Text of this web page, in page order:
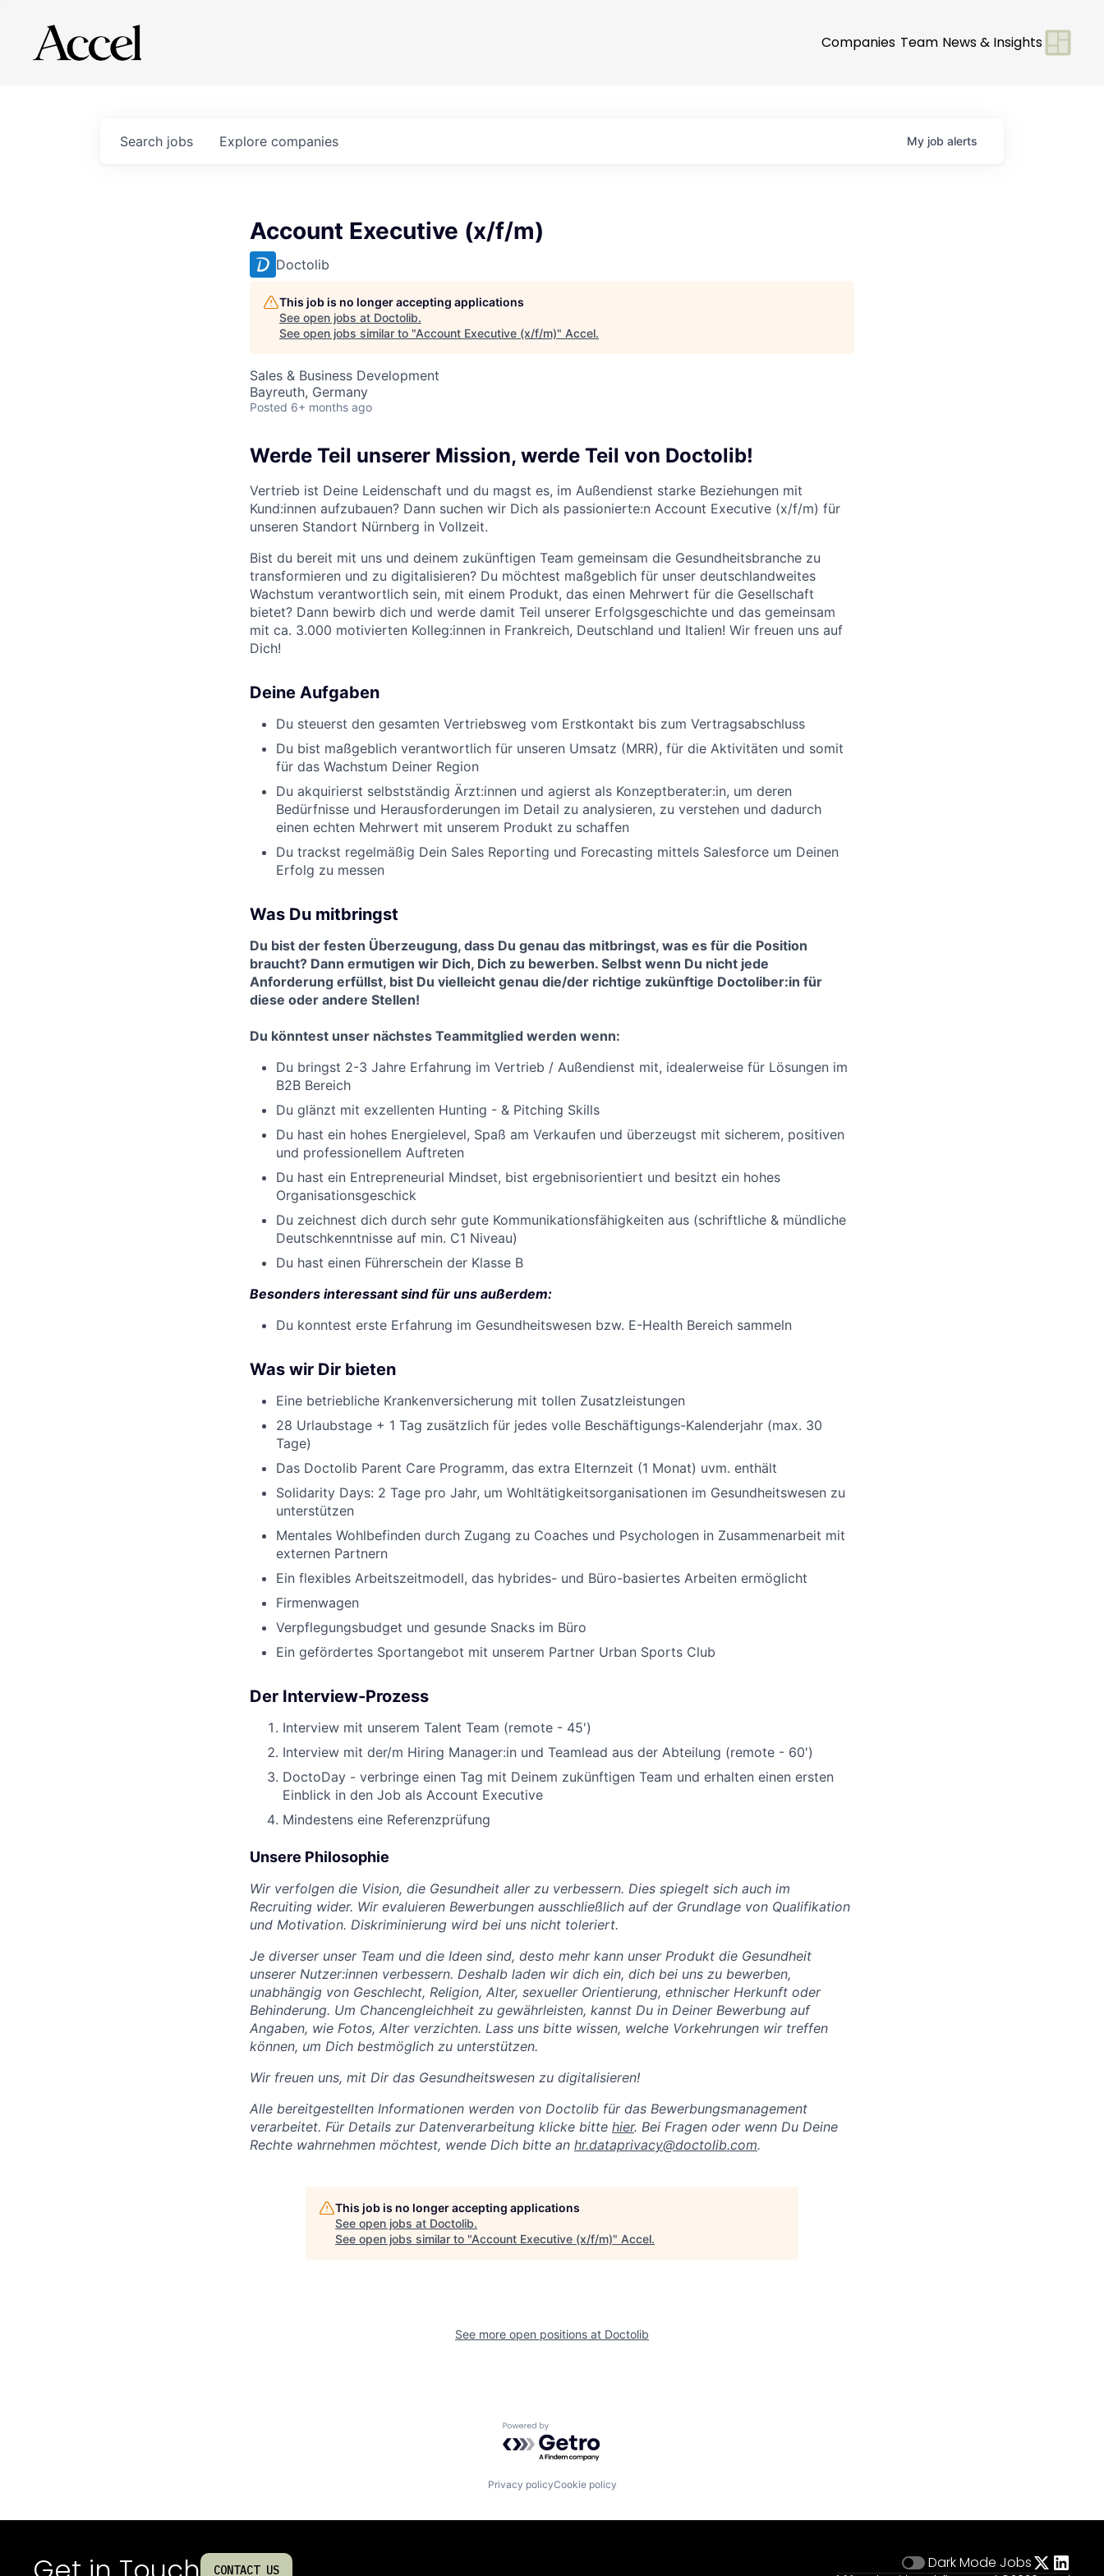
Companies Team News & Insights
Search jobs Explore companies My job alerts
Account Executive (x/f/m)
Doctolib
This job is no longer accepting applications
See open jobs at Doctolib.
See open jobs similar to "Account Executive (x/f/m)" Accel.
Sales & Business Development
Bayreuth, Germany
Posted 6+ months ago
Werde Teil unserer Mission, werde Teil von Doctolib!
Vertrieb ist Deine Leidenschaft und du magst es, im Außendienst starke Beziehungen mit
Kund:innen aufzubauen? Dann suchen wir Dich als passionierte:n Account Executive (x/f/m) für
unseren Standort Nürnberg in Vollzeit.
Bist du bereit mit uns und deinem zukünftigen Team gemeinsam die Gesundheitsbranche zu
transformieren und zu digitalisieren? Du möchtest maßgeblich für unser deutschlandweites
Wachstum verantwortlich sein, mit einem Produkt, das einen Mehrwert für die Gesellschaft
bietet? Dann bewirb dich und werde damit Teil unserer Erfolgsgeschichte und das gemeinsam
mit ca. 3.000 motivierten Kolleg:innen in Frankreich, Deutschland und Italien! Wir freuen uns auf
Dich!
Deine Aufgaben
Du steuerst den gesamten Vertriebsweg vom Erstkontakt bis zum Vertragsabschluss
Du bist maßgeblich verantwortlich für unseren Umsatz (MRR), für die Aktivitäten und somit
für das Wachstum Deiner Region
Du akquirierst selbstständig Ärzt:innen und agierst als Konzeptberater:in, um deren
Bedürfnisse und Herausforderungen im Detail zu analysieren, zu verstehen und dadurch
einen echten Mehrwert mit unserem Produkt zu schaffen
Du trackst regelmäßig Dein Sales Reporting und Forecasting mittels Salesforce um Deinen
Erfolg zu messen
Was Du mitbringst
Du bist der festen Überzeugung, dass Du genau das mitbringst, was es für die Position
braucht? Dann ermutigen wir Dich, Dich zu bewerben. Selbst wenn Du nicht jede
Anforderung erfüllst, bist Du vielleicht genau die/der richtige zukünftige Doctoliber:in für
diese oder andere Stellen!
Du könntest unser nächstes Teammitglied werden wenn:
Du bringst 2-3 Jahre Erfahrung im Vertrieb / Außendienst mit, idealerweise für Lösungen im
B2B Bereich
Du glänzt mit exzellenten Hunting - & Pitching Skills
Du hast ein hohes Energielevel, Spaß am Verkaufen und überzeugst mit sicherem, positiven
und professionellem Auftreten
Du hast ein Entrepreneurial Mindset, bist ergebnisorientiert und besitzt ein hohes
Organisationsgeschick
Du zeichnest dich durch sehr gute Kommunikationsfähigkeiten aus (schriftliche & mündliche
Deutschkenntnisse auf min. C1 Niveau)
Du hast einen Führerschein der Klasse B
Besonders interessant sind für uns außerdem:
Du konntest erste Erfahrung im Gesundheitswesen bzw. E-Health Bereich sammeln
Was wir Dir bieten
Eine betriebliche Krankenversicherung mit tollen Zusatzleistungen
28 Urlaubstage + 1 Tag zusätzlich für jedes volle Beschäftigungs-Kalenderjahr (max. 30
Tage)
Das Doctolib Parent Care Programm, das extra Elternzeit (1 Monat) uvm. enthält
Solidarity Days: 2 Tage pro Jahr, um Wohltätigkeitsorganisationen im Gesundheitswesen zu
unterstützen
Mentales Wohlbefinden durch Zugang zu Coaches und Psychologen in Zusammenarbeit mit
externen Partnern
Ein flexibles Arbeitszeitmodell, das hybrides- und Büro-basiertes Arbeiten ermöglicht
Firmenwagen
Verpflegungsbudget und gesunde Snacks im Büro
Ein gefördertes Sportangebot mit unserem Partner Urban Sports Club
Der Interview-Prozess
Interview mit unserem Talent Team (remote - 45')
Interview mit der/m Hiring Manager:in und Teamlead aus der Abteilung (remote - 60')
DoctoDay - verbringe einen Tag mit Deinem zukünftigen Team und erhalten einen ersten
Einblick in den Job als Account Executive
Mindestens eine Referenzprüfung
Unsere Philosophie
Wir verfolgen die Vision, die Gesundheit aller zu verbessern. Dies spiegelt sich auch im
Recruiting wider. Wir evaluieren Bewerbungen ausschließlich auf der Grundlage von Qualifikation
und Motivation. Diskriminierung wird bei uns nicht toleriert.
Je diverser unser Team und die Ideen sind, desto mehr kann unser Produkt die Gesundheit
unserer Nutzer:innen verbessern. Deshalb laden wir dich ein, dich bei uns zu bewerben,
unabhängig von Geschlecht, Religion, Alter, sexueller Orientierung, ethnischer Herkunft oder
Behinderung. Um Chancengleichheit zu gewährleisten, kannst Du in Deiner Bewerbung auf
Angaben, wie Fotos, Alter verzichten. Lass uns bitte wissen, welche Vorkehrungen wir treffen
können, um Dich bestmöglich zu unterstützen.
Wir freuen uns, mit Dir das Gesundheitswesen zu digitalisieren!
Alle bereitgestellten Informationen werden von Doctolib für das Bewerbungsmanagement
verarbeitet. Für Details zur Datenverarbeitung klicke bitte hier. Bei Fragen oder wenn Du Deine
Rechte wahrnehmen möchtest, wende Dich bitte an hr.dataprivacy@doctolib.com.
This job is no longer accepting applications
See open jobs at Doctolib.
See open jobs similar to "Account Executive (x/f/m)" Accel.
See more open positions at Doctolib
Powered by Getro.com
Privacy policyCookie policy
CONTACT US Dark Mode Jobs